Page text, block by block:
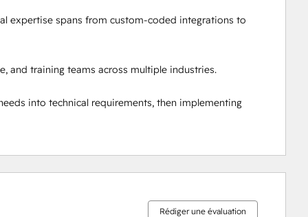
expertise spans from custom-coded integrations to
and training teams across multiple industries.
into technical requirements, then implementing
Rédiger une évaluation